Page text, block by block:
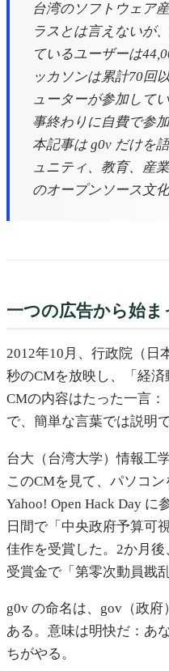
台湾のソフトウェア
ラスとは言えないが
ているユーザーは
ッカソンは累計70回
ューターが参加して
事終わりに自費で参
本記事は g0v だけを
ュニティ、教育、産
のオープンソース文
一つの広告から始
2012年10月、行政院（日
秒のCMを放映し、「経済
CMの内容はたった一言
で、簡単な言葉では説明
台大（台湾大学）情報工
このCMを見て、パソコ
Yahoo! Open Hack Day
日間で「中央政府予算可
佳作を受賞した。2か月後
受賞金で「第零次動員戡
g0v の命名は、gov（政
ある。意味は明快だ：あ
ちがやる。